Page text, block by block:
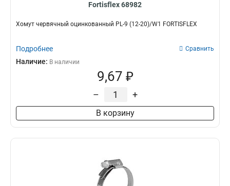
Fortisflex 68982
Хомут червячный оцинкованный PL-9 (12-20)/W1 FORTISFLEX
Подробнее Сравнить
Наличие: В наличии
9,67 ₽
– +
В корзину